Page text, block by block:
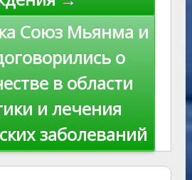
Союз Мьянма и
о
в области
и лечения
заболеваний